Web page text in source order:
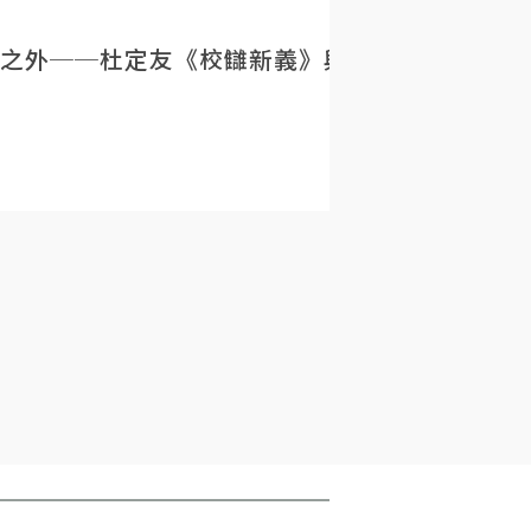
外──杜定友《校讎新義》與民初目錄學的重